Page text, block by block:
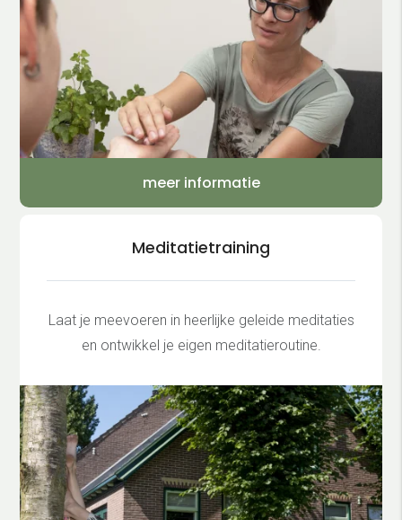
meer informatie
Meditatietraining
Laat je meevoeren in heerlijke geleide meditaties
en ontwikkel je eigen meditatieroutine.